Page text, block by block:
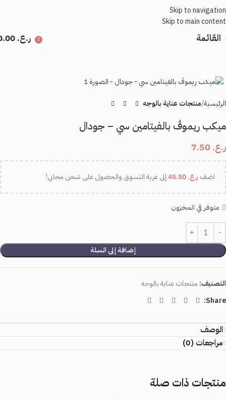
Skip to navigation
Skip to main content
القائمة 0 ر.ع.
الرئيسية منتجات عناية بالوجه
ميكب ريموڤ بالفيتامين سي – جودال
ر.ع.
اضف ر.ع. إلى عربة التسوق والحصول على شحن مجاني!
متوفر في المخزون
إضافة إلى السلة
التصنيف: منتجات عناية بالوجه
Share:
الوصف
مراجعات (0)
منتجات ذات صلة